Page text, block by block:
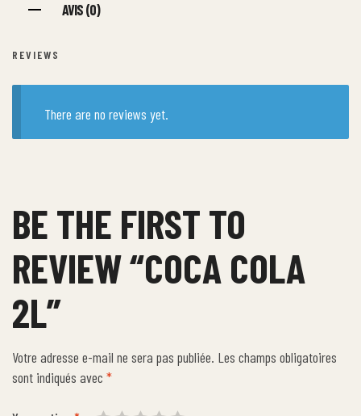
AVIS (0)
REVIEWS
There are no reviews yet.
BE THE FIRST TO
REVIEW “COCA COLA
2L”
Votre adresse e-mail ne sera pas publiée. Les champs obligatoires
sont indiqués avec *